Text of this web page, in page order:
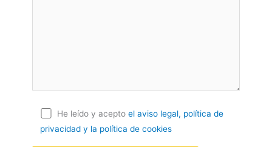
He leído y acepto el aviso legal, política de
privacidad y la política de cookies